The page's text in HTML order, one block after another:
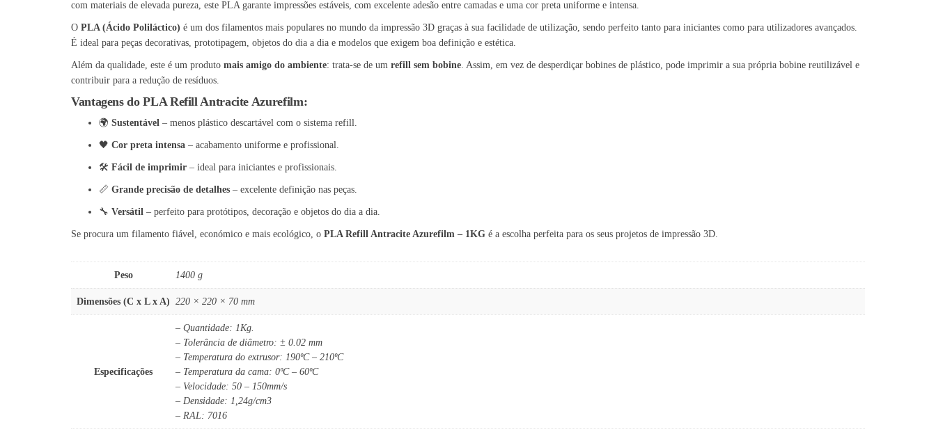
com materiais de elevada pureza, este PLA garante impressões estáveis, com excelente adesão entre camadas e uma cor preta uniforme e intensa.
O PLA (Ácido Poliláctico) é um dos filamentos mais populares no mundo da impressão 3D graças à sua facilidade de utilização, sendo perfeito tanto para iniciantes como para utilizadores avançados.
É ideal para peças decorativas, prototipagem, objetos do dia a dia e modelos que exigem boa definição e estética.
Além da qualidade, este é um produto mais amigo do ambiente: trata-se de um refill sem bobine . Assim, em vez de desperdiçar bobines de plástico, pode imprimir a sua própria bobine reutilizável e
contribuir para a redução de resíduos.
Vantagens do PLA Refill Antracite Azurefilm:
🌍 Sustentável – menos plástico descartável com o sistema refill.
🖤 Cor preta intensa – acabamento uniforme e profissional.
🛠️ Fácil de imprimir – ideal para iniciantes e profissionais.
📏 Grande precisão de detalhes – excelente definição nas peças.
🔧 Versátil – perfeito para protótipos, decoração e objetos do dia a dia.
Se procura um filamento fiável, económico e mais ecológico, o PLA Refill Antracite Azurefilm – 1KG é a escolha perfeita para os seus projetos de impressão 3D.
Peso 1400 g
Dimensões (C x L x A) 220 × 220 × 70 mm
Especificações
– Quantidade: 1Kg.
– Tolerância de diâmetro: ± 0.02 mm
– Temperatura do extrusor: 190ºC – 210ºC
– Temperatura da cama: 0ºC – 60ºC
– Velocidade: 50 – 150mm/s
– Densidade: 1,24g/cm3
– RAL: 7016